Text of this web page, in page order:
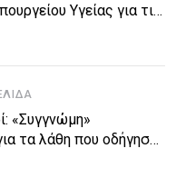
Υγείας για τις
«Συγγνώμη»
τα λάθη που οδήγησαν